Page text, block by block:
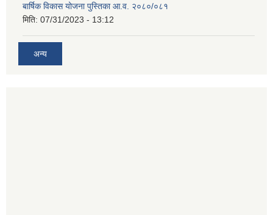
बार्षिक विकास योजना पुस्तिका आ.व. २०८०/०८१
मिति: 07/31/2023 - 13:12
अन्य